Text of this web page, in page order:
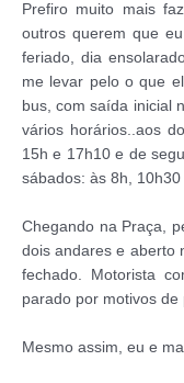
Prefiro muito mais
outros querem que
feriado, dia
me levar pelo o que
bus, com saída inicial
vários horários..aos
15h e 17h10 e de
sábados: às 8h, 10h30
Chegando na Praça,
dois andares e aberto
fechado. Motorista
parado por motivos
Mesmo assim, eu e